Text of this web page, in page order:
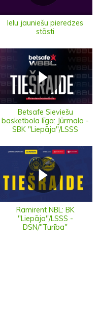
Ielu jauniešu pieredzes
stāsti
Betsafe Sieviešu
basketbola līga: Jūrmala -
SBK "Liepāja"/LSSS
Ramirent NBL: BK
"Liepāja"/LSSS -
DSN/"Turība"